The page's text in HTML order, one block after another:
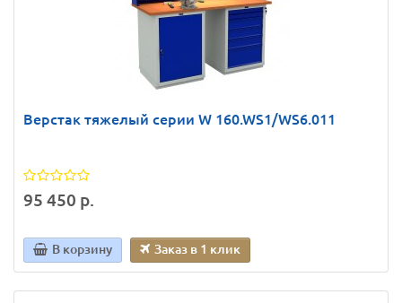
Верстак тяжелый серии W 160.WS1/WS6.011
95 450 р.
В корзину Заказ в 1 клик